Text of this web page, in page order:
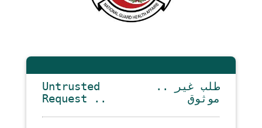
Untrusted
Request ..
.. طلب غير
موثوق